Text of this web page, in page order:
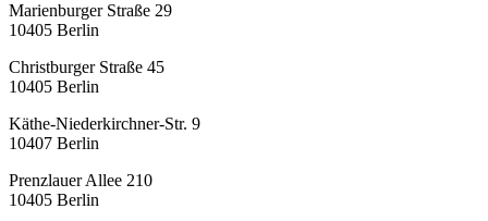
Marienburger Straße 29
10405 Berlin
Christburger Straße 45
10405 Berlin
Käthe-Niederkirchner-Str. 9
10407 Berlin
Prenzlauer Allee 210
10405 Berlin